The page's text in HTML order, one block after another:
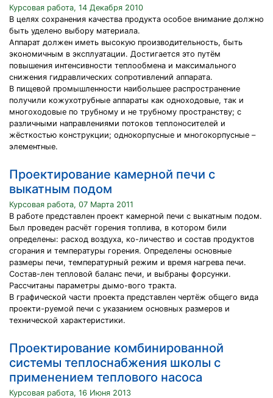
Курсовая работа, 14 Декабря 2010
В целях сохранения качества продукта особое внимание должно
быть уделено выбору материала.
Аппарат должен иметь высокую производительность, быть
экономичным в эксплуатации. Достигается это путём
повышения интенсивности теплообмена и максимального
снижения гидравлических сопротивлений аппарата.
В пищевой промышленности наибольшее распространение
получили кожухотрубные аппараты как одноходовые, так и
многоходовые по трубному и не трубному пространству; с
различными направлениями потоков теплоносителей и
жёсткостью конструкции; однокорпусные и многокорпусные –
элементные.
Проектирование камерной печи с
выкатным подом
Курсовая работа, 07 Марта 2011
В работе представлен проект камерной печи с выкатным подом.
Был проведен расчёт горения топлива, в котором били
определены: расход воздуха, ко-личество и состав продуктов
сгорания и температуры горения. Определены основные
размеры печи, температурный режим и время нагрева печи.
Состав-лен тепловой баланс печи, и выбраны форсунки.
Рассчитаны параметры дымо-вого тракта.
В графической части проекта представлен чертёж общего вида
проекти-руемой печи с указанием основных размеров и
технической характеристики.
Проектирование комбинированной
системы теплоснабжения школы с
применением теплового насоса
Курсовая работа, 16 Июня 2013